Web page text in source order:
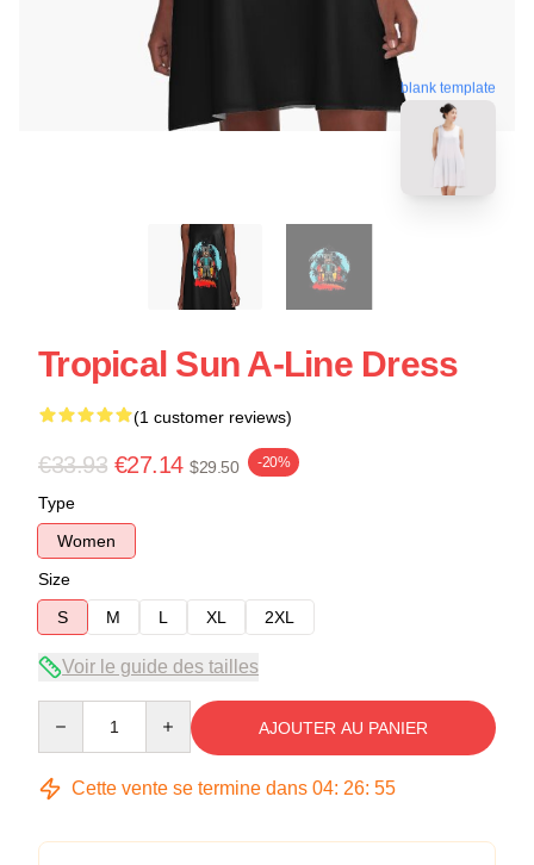
blank template
Tropical Sun A-Line Dress
(1 customer reviews)
€33.93 €27.14 $29.50 -20%
Type
Women
Size
S
M L XL 2XL
Voir le guide des tailles
AJOUTER AU PANIER
Cette vente se termine dans 04: 26: 54